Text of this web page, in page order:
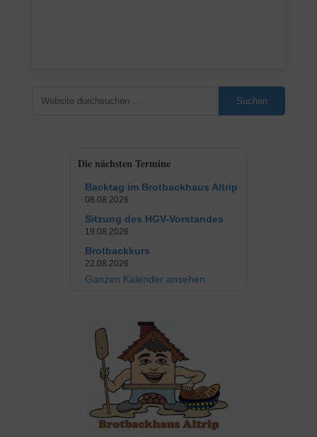
Suchen
Die nächsten Termine
Backtag im Brotbackhaus Altrip
08.08.2026
Sitzung des HGV-Vorstandes
19.08.2026
Brotbackkurs
22.08.2026
Ganzen Kalender ansehen